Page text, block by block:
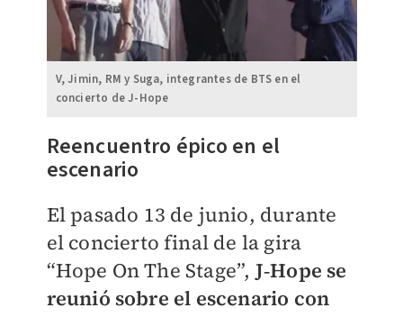
V, Jimin, RM y Suga, integrantes de BTS en el
concierto de J-Hope
Reencuentro épico en el
escenario
El pasado 13 de junio, durante
el concierto final de la gira
“Hope On The Stage”, J‑Hope se
reunió sobre el escenario con